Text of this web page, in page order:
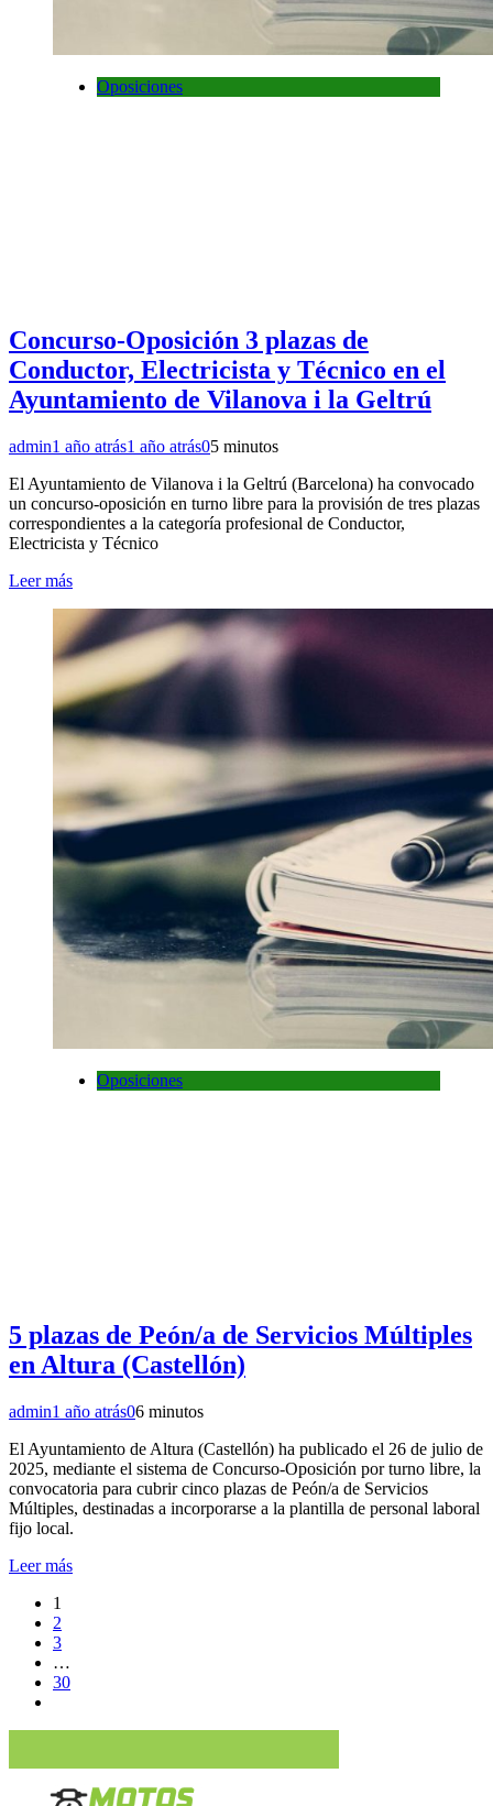
Oposiciones
Concurso‑Oposición 3 plazas de
Conductor, Electricista y Técnico en el
Ayuntamiento de Vilanova i la Geltrú
admin1 año atrás1 año atrás05 minutos
El Ayuntamiento de Vilanova i la Geltrú (Barcelona) ha convocado
un concurso‑oposición en turno libre para la provisión de tres plazas
correspondientes a la categoría profesional de Conductor,
Electricista y Técnico
Leer más
Oposiciones
5 plazas de Peón/a de Servicios Múltiples
en Altura (Castellón)
admin1 año atrás06 minutos
El Ayuntamiento de Altura (Castellón) ha publicado el 26 de julio de
2025, mediante el sistema de Concurso-Oposición por turno libre, la
convocatoria para cubrir cinco plazas de Peón/a de Servicios
Múltiples, destinadas a incorporarse a la plantilla de personal laboral
fijo local.
Leer más
1
2
3
…
30